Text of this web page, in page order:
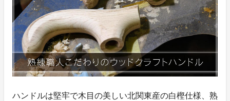
ハンドルは堅牢で木目の美しい北関東産の白樫仕様、熟